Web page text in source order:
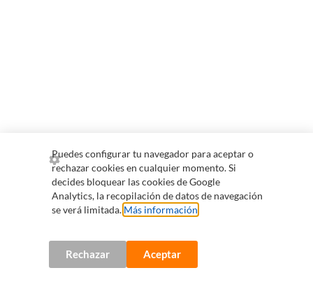
Puedes configurar tu navegador para aceptar o
rechazar cookies en cualquier momento. Si
decides bloquear las cookies de Google
Analytics, la recopilación de datos de navegación
se verá limitada. Más información
Rechazar Aceptar